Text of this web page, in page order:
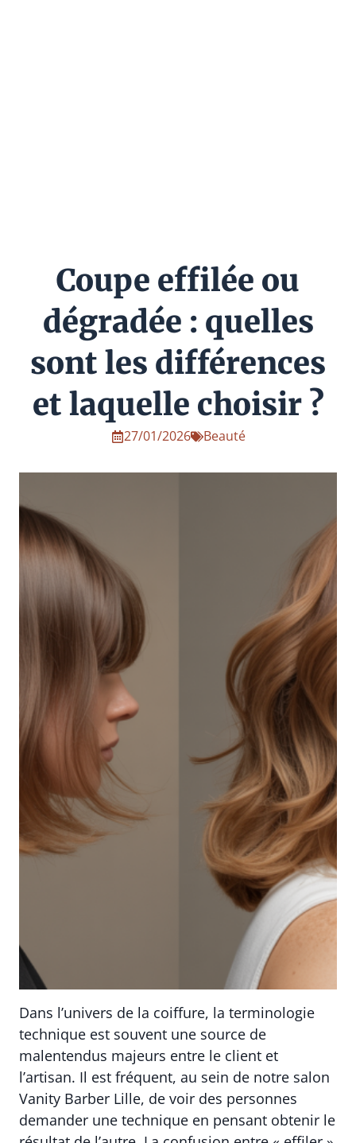
Coupe effilée ou
dégradée : quelles
sont les différences
et laquelle choisir ?
27/01/2026 Beauté
Dans l’univers de la coiffure, la terminologie
technique est souvent une source de
malentendus majeurs entre le client et
l’artisan. Il est fréquent, au sein de notre salon
Vanity Barber Lille, de voir des personnes
demander une technique en pensant obtenir le